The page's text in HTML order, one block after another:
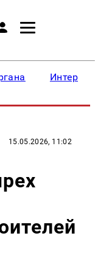
15.05.2026, 11:02